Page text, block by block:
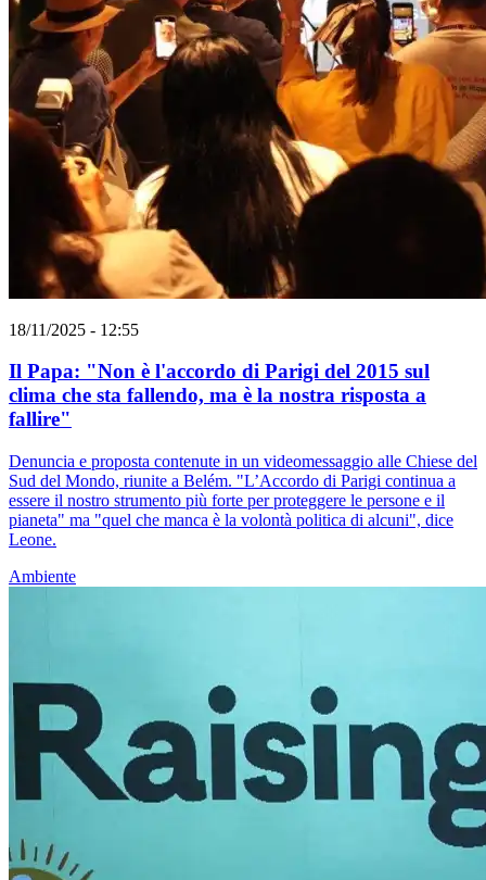
18/11/2025 - 12:55
Il Papa: "Non è l'accordo di Parigi del 2015 sul
clima che sta fallendo, ma è la nostra risposta a
fallire"
Denuncia e proposta contenute in un videomessaggio alle Chiese del
Sud del Mondo, riunite a Belém. "L’Accordo di Parigi continua a
essere il nostro strumento più forte per proteggere le persone e il
pianeta" ma "quel che manca è la volontà politica di alcuni", dice
Leone.
Ambiente